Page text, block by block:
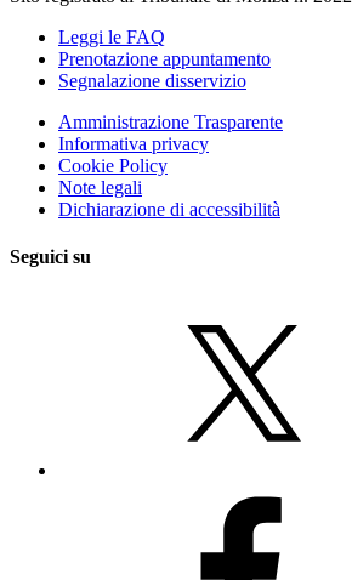
Leggi le FAQ
Prenotazione appuntamento
Segnalazione disservizio
Amministrazione Trasparente
Informativa privacy
Cookie Policy
Note legali
Dichiarazione di accessibilità
Seguici su